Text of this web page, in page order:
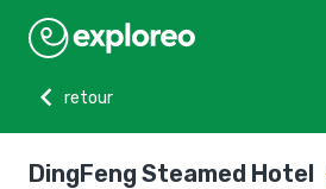
chevron_left
retour
DingFeng Steamed Hotel